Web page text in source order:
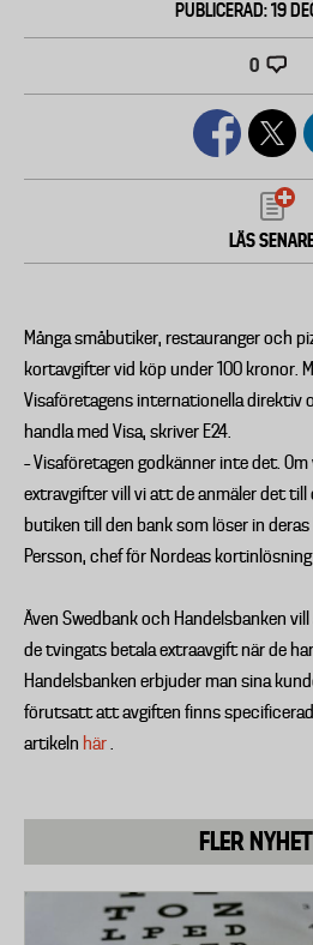
PUBLICERAD: 19
0
LÄS
Många småbutiker, restauranger och
kortavgifter vid köp under 100 kronor.
Visaföretagens internationella direktiv
handla med Visa, skriver E24.
– Visaföretagen godkänner inte det.
extravgifter vill vi att de anmäler det till
butiken till den bank som löser in
Persson, chef för Nordeas
Även Swedbank och Handelsbanken
de tvingats betala extraavgift när de
Handelsbanken erbjuder man sina
förutsatt att avgiften finns
artikeln här.
FLER